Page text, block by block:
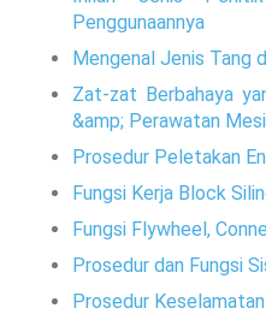
Penggunaannya
Mengenal Jenis Tang
Zat-zat Berbahaya
&amp; Perawatan
Prosedur Peletakan
Fungsi Kerja Block
Fungsi Flywheel,
Prosedur dan Fungsi
Prosedur